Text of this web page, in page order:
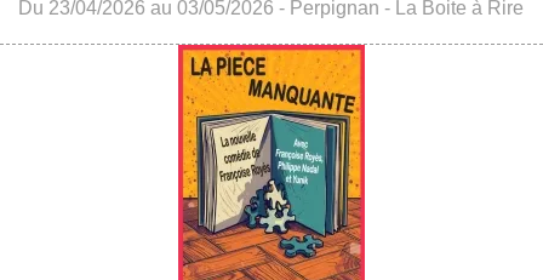
Du 23/04/2026 au 03/05/2026 - Perpignan - La Boite à Rire